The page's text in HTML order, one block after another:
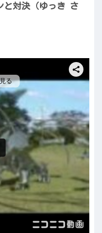
と対決（ゆっき さ